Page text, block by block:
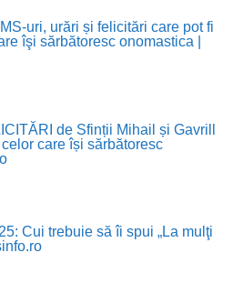
uri, urări și felicitări care pot fi
îşi sărbătoresc onomastica |
de Sfinții Mihail și Gavrill
care își sărbătoresc
Cui trebuie să îi spui „La mulţi